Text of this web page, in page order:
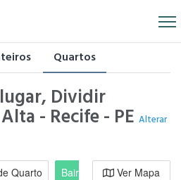
Quartos
Dividir
- Recife - PE Alterar
Quarto Bairro / RegiãoVer Mapa